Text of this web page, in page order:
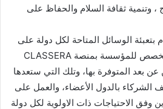
، وتنمية ثقافة السلام والحفاظ على
بتعبئة الوسائل المتاحة لكل دولة على
حدة، لاستعمال الفضاء المخصص للمؤسسة بمنصة CLASSERA
بعد المتوفرة بها، وتلك التي ستعدها
بالدول الأعضاء، والعمل على
وفق الاحتياجات ذات الاولوية لكل دولة